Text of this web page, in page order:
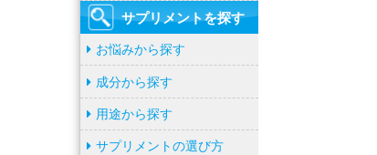
サプリメントを探す
お悩みから探す
成分から探す
用途から探す
サプリメントの選び方